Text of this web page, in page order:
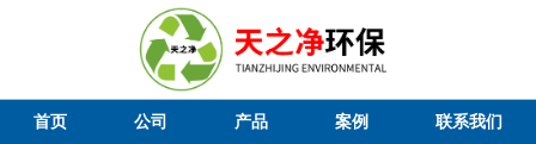
首页 公司 产品 案例 联系我们